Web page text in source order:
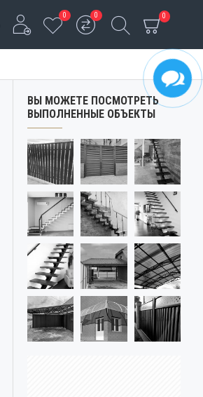
0 0 0
ВЫ МОЖЕТЕ ПОСМОТРЕТЬ
ВЫПОЛНЕННЫЕ ОБЪЕКТЫ